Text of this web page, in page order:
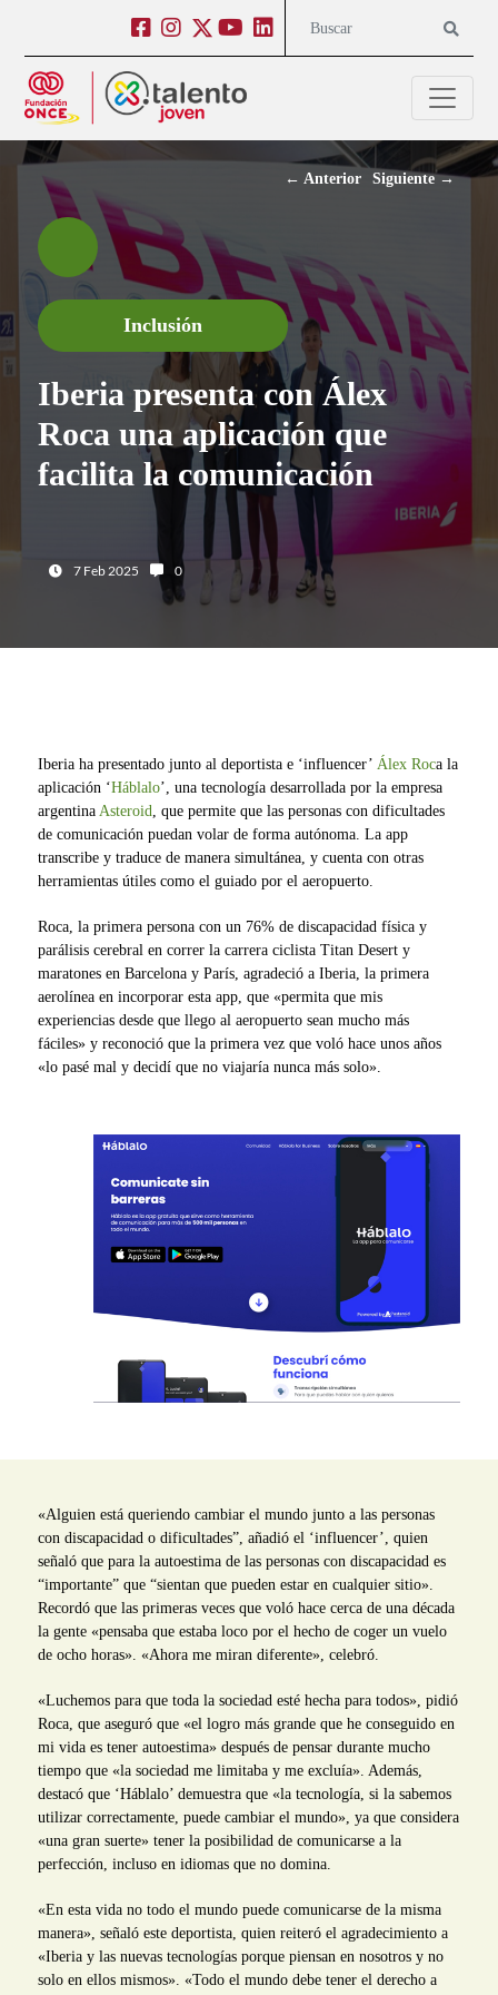
FacebookInstagram
TwitterYoutube
Buscar
← Anterior Siguiente →
Iberia presenta con Álex
Roca una aplicación que
facilita la comunicación
Inclusión
Fecha:
7 Feb 2025 Número de comentarios:
0
Iberia ha presentado junto al deportista e ‘influencer’ Álex Roca la
aplicación ‘Háblalo’, una tecnología desarrollada por la empresa
argentina Asteroid , que permite que las personas con dificultades
de comunicación puedan volar de forma autónoma. La app
transcribe y traduce de manera simultánea, y cuenta con otras
herramientas útiles como el guiado por el aeropuerto.
Roca, la primera persona con un 76% de discapacidad física y
parálisis cerebral en correr la carrera ciclista Titan Desert y
maratones en Barcelona y París, agradeció a Iberia, la primera
aerolínea en incorporar esta app, que «permita que mis
experiencias desde que llego al aeropuerto sean mucho más
fáciles» y reconoció que la primera vez que voló hace unos años
«lo pasé mal y decidí que no viajaría nunca más solo».
«Alguien está queriendo cambiar el mundo junto a las personas
con discapacidad o dificultades”, añadió el ‘influencer’, quien
señaló que para la autoestima de las personas con discapacidad es
“importante” que “sientan que pueden estar en cualquier sitio».
Recordó que las primeras veces que voló hace cerca de una década
la gente «pensaba que estaba loco por el hecho de coger un vuelo
de ocho horas». «Ahora me miran diferente», celebró.
«Luchemos para que toda la sociedad esté hecha para todos», pidió
Roca, que aseguró que «el logro más grande que he conseguido en
mi vida es tener autoestima» después de pensar durante mucho
tiempo que «la sociedad me limitaba y me excluía». Además,
destacó que ‘Háblalo’ demuestra que «la tecnología, si la sabemos
utilizar correctamente, puede cambiar el mundo», ya que considera
«una gran suerte» tener la posibilidad de comunicarse a la
perfección, incluso en idiomas que no domina.
«En esta vida no todo el mundo puede comunicarse de la misma
manera», señaló este deportista, quien reiteró el agradecimiento a
«Iberia y las nuevas tecnologías porque piensan en nosotros y no
solo en ellos mismos». «Todo el mundo debe tener el derecho a